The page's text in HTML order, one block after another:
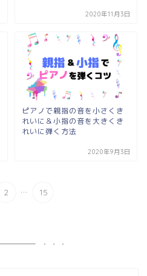
2020年11月3日
ピアノで親指の音を小さくき
れいに＆小指の音を大きくき
れいに弾く方法
2020年9月3日
2 ... 15